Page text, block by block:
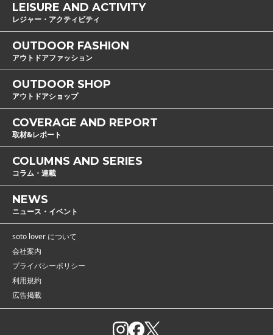
LEISURE AND ACTIVITY
レジャー・アクティビティ
OUTDOOR FASHION
アウトドアファッション
OUTDOOR SHOP
アウトドアショップ
COVERAGE AND REPORT
取材&レポート
COLUMNS AND SERIES
コラム・連載
NEWS
ニュース・イベント
soto lover について
会社案内
プライバシーポリシー
利用規約
広告掲載